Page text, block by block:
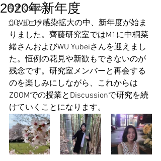
今すぐ始める
コミュニティ
2020年新年度
COVID-19感染拡大の中、新年度が始ま
りました。齊藤研究室ではM1に中桐菜
緒さんおよびWU Yubeiさんを迎えまし
た。恒例の花見や新歓もできないのが
残念です。研究室メンバーと再会する
のを楽しみにしながら、これからは
ZOOMでの授業とDiscussionで研究を続
けていくことになります。